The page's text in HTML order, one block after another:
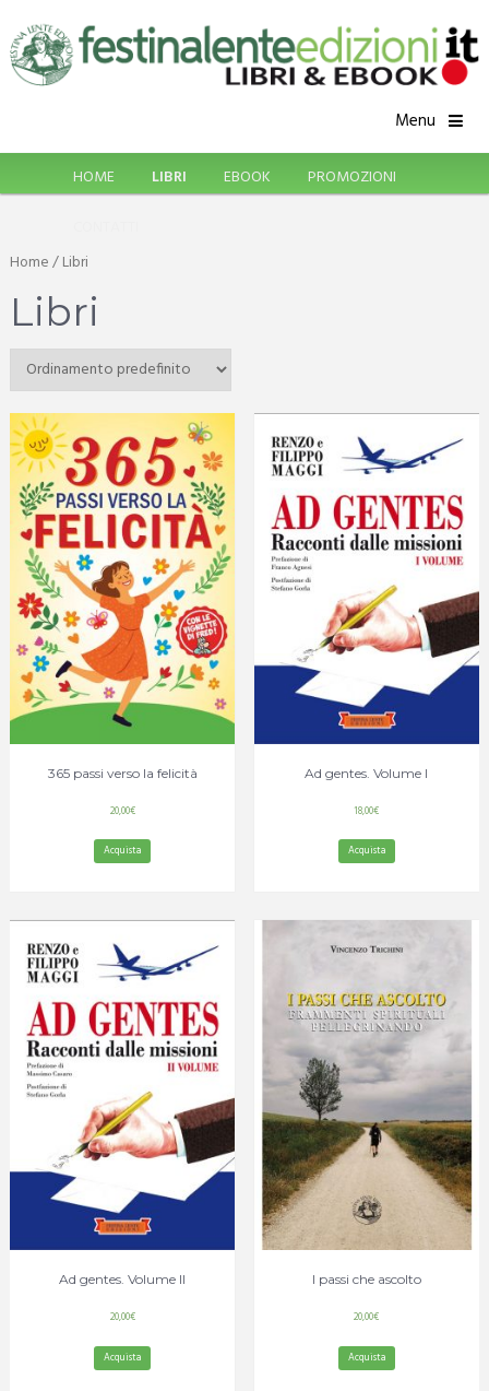
Menu
HOME LIBRI EBOOK
PROMOZIONI
Home/ Libri
Libri
365 passi verso la felicità
20,00€
Acquista
Ad gentes. Volume I
18,00€
Acquista
Ad gentes. Volume II
20,00€
Acquista
I passi che ascolto
20,00€
Acquista